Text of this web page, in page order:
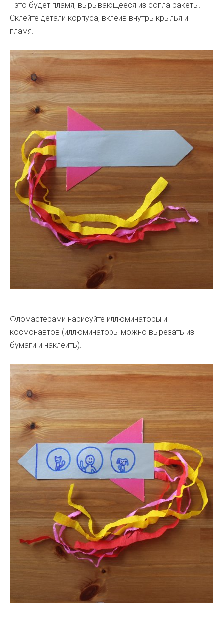
- это будет пламя, вырывающееся из сопла ракеты.
Склейте детали корпуса, вклеив внутрь крылья и
пламя.
Фломастерами нарисуйте иллюминаторы и
космонавтов (иллюминаторы можно вырезать из
бумаги и наклеить).